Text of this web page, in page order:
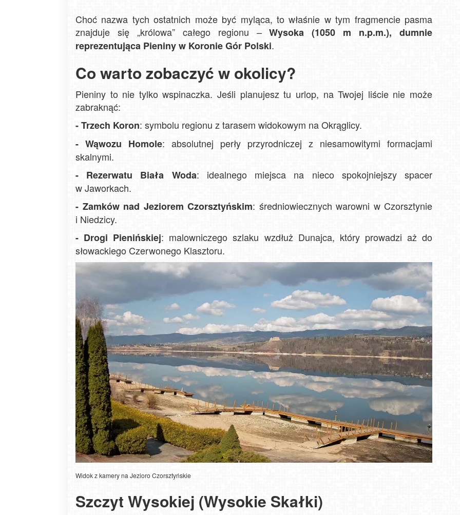
Choć nazwa tych ostatnich może być myląca, to właśnie w tym fragmencie pasma
znajduje się „królowa” całego regionu –Wysoka (1050 m n.p.m.), dumnie
reprezentująca Pieniny w Koronie Gór Polski.
Co warto zobaczyć w okolicy?
Pieniny to nie tylko wspinaczka. Jeśli planujesz tu urlop, na Twojej liście nie może
zabraknąć:
- Trzech Koron: symbolu regionu z tarasem widokowym na Okrąglicy.
- Wąwozu Homole: absolutnej perły przyrodniczej z niesamowitymi formacjami
skalnymi.
- Rezerwatu Biała Woda: idealnego miejsca na nieco spokojniejszy spacer
w Jaworkach.
- Zamków nad Jeziorem Czorsztyńskim: średniowiecznych warowni w Czorsztynie
i Niedzicy.
- Drogi Pienińskiej: malowniczego szlaku wzdłuż Dunajca, który prowadzi aż do
słowackiego Czerwonego Klasztoru.
Widok z kamery na Jezioro Czorsztyńskie
Szczyt Wysokiej (Wysokie Skałki)